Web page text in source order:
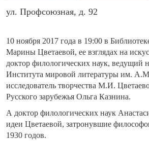
ул. Профсоюзная, д. 92
10 ноября 2017 года в 19:00 в
Марины Цветаевой, ее взглядах на
доктор филологических наук, ведущий
Института мировой литературы им.
исследователь творчества М.И.
Русского зарубежья Ольга Казнина.
А доктор филологических наук
идеи Цветаевой, затронувшие
1930 годов.